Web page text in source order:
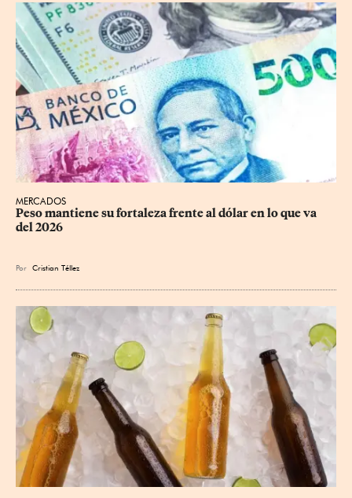
MERCADOS
Peso mantiene su fortaleza frente al dólar en lo que va
del 2026
Por Cristian Téllez